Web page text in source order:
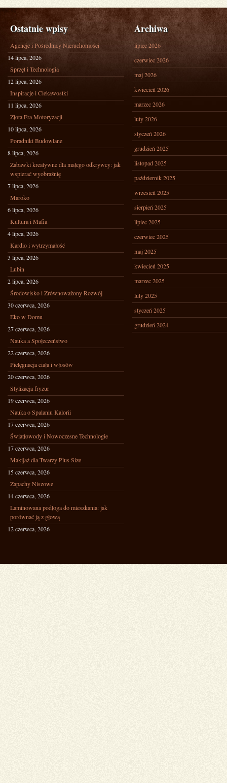
Ostatnie wpisy
Agencje i Pośrednicy Nieruchomości
14 lipca, 2026
Sprzęt i Technologia
12 lipca, 2026
Inspiracje i Ciekawostki
11 lipca, 2026
Złota Era Motoryzacji
10 lipca, 2026
Poradniki Budowlane
8 lipca, 2026
Zabawki kreatywne dla małego odkrywcy: jak
wspierać wyobraźnię
7 lipca, 2026
Maroko
6 lipca, 2026
Kultura i Mafia
4 lipca, 2026
Kardio i wytrzymałość
3 lipca, 2026
Lubin
2 lipca, 2026
Środowisko i Zrównoważony Rozwój
30 czerwca, 2026
Eko w Domu
27 czerwca, 2026
Nauka a Społeczeństwo
22 czerwca, 2026
Pielęgnacja ciała i włosów
20 czerwca, 2026
Stylizacja fryzur
19 czerwca, 2026
Nauka o Spalaniu Kalorii
17 czerwca, 2026
Światłowody i Nowoczesne Technologie
17 czerwca, 2026
Makijaż dla Twarzy Plus Size
15 czerwca, 2026
Zapachy Niszowe
14 czerwca, 2026
Laminowana podłoga do mieszkania: jak
porównać ją z głową
12 czerwca, 2026
Archiwa
lipiec 2026
czerwiec 2026
maj 2026
kwiecień 2026
marzec 2026
luty 2026
styczeń 2026
grudzień 2025
listopad 2025
październik 2025
wrzesień 2025
sierpień 2025
lipiec 2025
czerwiec 2025
maj 2025
kwiecień 2025
marzec 2025
luty 2025
styczeń 2025
grudzień 2024